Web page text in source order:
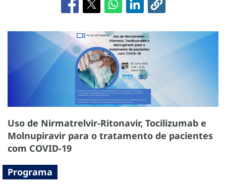
Uso de Nirmatrelvir-Ritonavir, Tocilizumab e
Molnupiravir para o tratamento de pacientes
com COVID-19
Programa